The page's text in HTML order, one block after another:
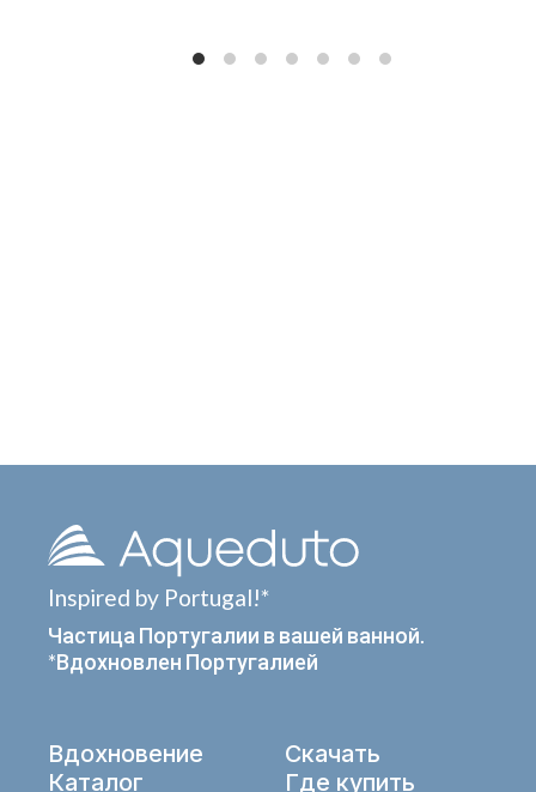
Inspired by Portugal!*
Частица Португалии в вашей ванной.
*Вдохновлен Португалией
Вдохновение
Каталог
Скачать
Где купить